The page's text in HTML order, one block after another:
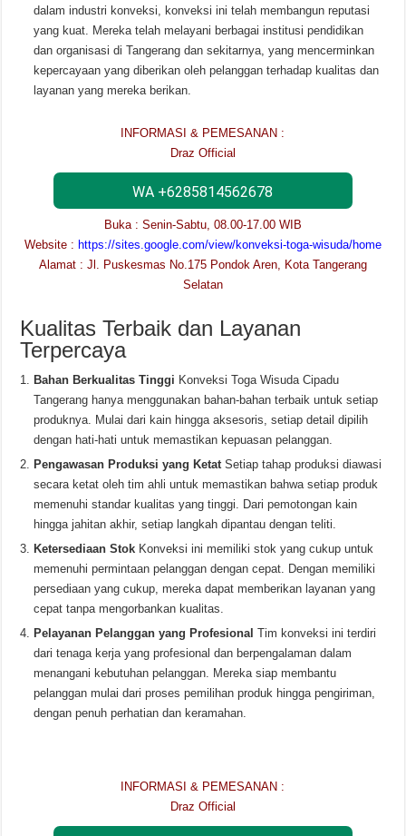
dalam industri konveksi, konveksi ini telah membangun reputasi
yang kuat. Mereka telah melayani berbagai institusi pendidikan
dan organisasi di Tangerang dan sekitarnya, yang mencerminkan
kepercayaan yang diberikan oleh pelanggan terhadap kualitas dan
layanan yang mereka berikan.
INFORMASI & PEMESANAN :
Draz Official
WA +6285814562678
Buka : Senin-Sabtu, 08.00-17.00 WIB
Website : https://sites.google.com/view/konveksi-toga-wisuda/home
Alamat : Jl. Puskesmas No.175 Pondok Aren, Kota Tangerang
Selatan
Kualitas Terbaik dan Layanan
Terpercaya
Bahan Berkualitas Tinggi Konveksi Toga Wisuda Cipadu
Tangerang hanya menggunakan bahan-bahan terbaik untuk setiap
produknya. Mulai dari kain hingga aksesoris, setiap detail dipilih
dengan hati-hati untuk memastikan kepuasan pelanggan.
Pengawasan Produksi yang KetatSetiap tahap produksi diawasi
secara ketat oleh tim ahli untuk memastikan bahwa setiap produk
memenuhi standar kualitas yang tinggi. Dari pemotongan kain
hingga jahitan akhir, setiap langkah dipantau dengan teliti.
Ketersediaan Stok Konveksi ini memiliki stok yang cukup untuk
memenuhi permintaan pelanggan dengan cepat. Dengan memiliki
persediaan yang cukup, mereka dapat memberikan layanan yang
cepat tanpa mengorbankan kualitas.
Pelayanan Pelanggan yang Profesional Tim konveksi ini terdiri
dari tenaga kerja yang profesional dan berpengalaman dalam
menangani kebutuhan pelanggan. Mereka siap membantu
pelanggan mulai dari proses pemilihan produk hingga pengiriman,
dengan penuh perhatian dan keramahan.
INFORMASI & PEMESANAN :
Draz Official